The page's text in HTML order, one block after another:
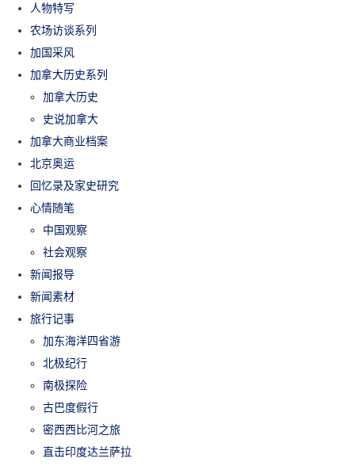
人物特写
农场访谈系列
加国采风
加拿大历史系列
加拿大历史
史说加拿大
加拿大商业档案
北京奥运
回忆录及家史研究
心情随笔
中国观察
社会观察
新闻报导
新闻素材
旅行记事
加东海洋四省游
北极纪行
南极探险
古巴度假行
密西西比河之旅
直击印度达兰萨拉